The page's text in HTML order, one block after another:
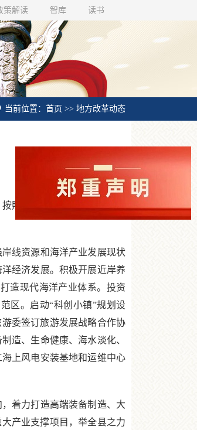
策解读 智库 读书
当前位置：首页 >> 地方改革动态
照建设现代化经济体系的要
线资源和海洋产业发展现状
经济发展。积极开展近岸养
造现代海洋产业体系。投资
区。启动“科创小镇”规划设
委签订旅游发展战略合作协
造、生命健康、海水淡化、
上风电安装基地和运维中心
着力打造高端装备制造、大
产业支撑项目，举全县之力